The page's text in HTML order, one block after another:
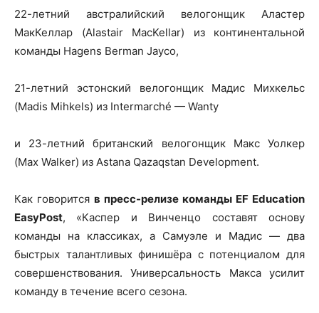
22-летний австралийский велогонщик Аластер
МакКеллар (Alastair MacKellar) из континентальной
команды Hagens Berman Jayco,
21-летний эстонский велогонщик Мадис Михкельс
(Madis Mihkels) из Intermarché — Wanty
и 23-летний британский велогонщик Макс Уолкер
(Max Walker) из Astana Qazaqstan Development.
Как говорится в пресс-релизе команды EF Education
EasyPost, «Каспер и Винченцо составят основу
команды на классиках, а Самуэле и Мадис — два
быстрых талантливых финишёра с потенциалом для
совершенствования. Универсальность Макса усилит
команду в течение всего сезона.